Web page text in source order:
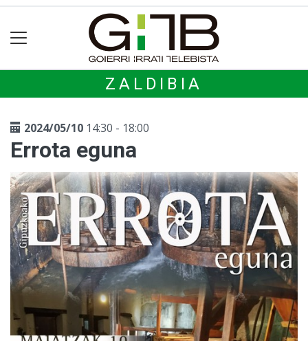
ZALDIBIA
2024/05/10 14:30 - 18:00
Errota eguna